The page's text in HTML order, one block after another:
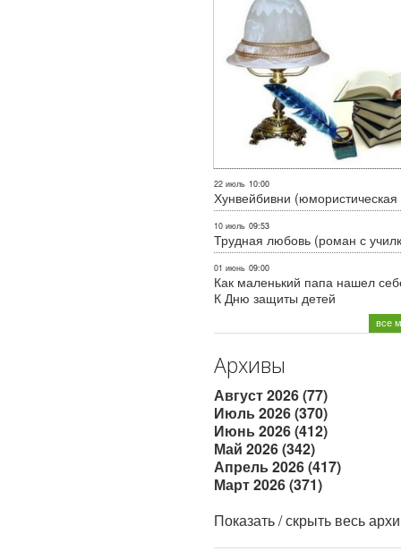
22 июль 10:00
Хунвейбивни (юмористическая
10 июль 09:53
Трудная любовь (роман с
01 июнь 09:00
Как маленький папа нашел
К Дню защиты детей
все
Архивы
Август 2026 (77)
Июль 2026 (370)
Июнь 2026 (412)
Май 2026 (342)
Апрель 2026 (417)
Март 2026 (371)
Показать / скрыть весь